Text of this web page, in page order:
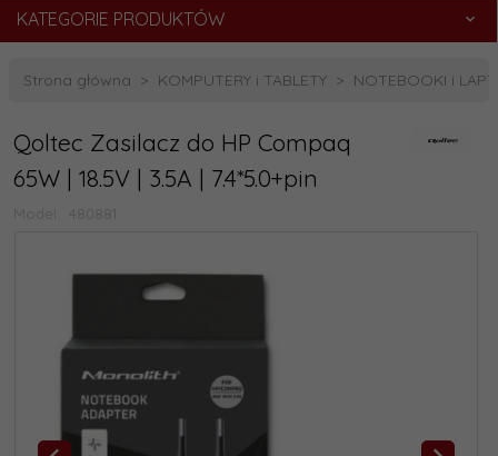
KATEGORIE PRODUKTÓW
Strona główna KOMPUTERY i TABLETY NOTEBOOKI i
Qoltec Zasilacz do HP Compaq
65W | 18.5V | 3.5A | 7.4*5.0+pin
Model: 480881